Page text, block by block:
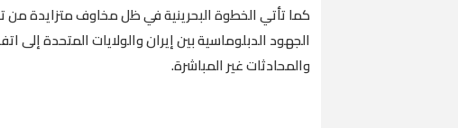
كما تأتي الخطوة البحرينية في ظل مخاوف متزايدة من
الجهود الدبلوماسية بين إيران والولايات المتحدة
والمحادثات غير المباشرة.